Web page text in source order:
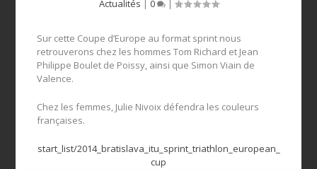
Actualités | 0 |
Sur cette Coupe d’Europe au format sprint nous
retrouverons chez les hommes Tom Richard et Jean
Philippe Boulet de Poissy, ainsi que Simon Viain de
Valence.
Chez les femmes, Julie Nivoix défendra les couleurs
françaises.
start_list/2014_bratislava_itu_sprint_triathlon_european_
cup